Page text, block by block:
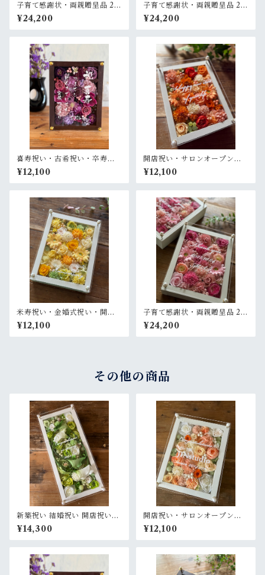
子育て感謝状・両親贈呈品 2個
セット【名入れ】プリザーブ
ドフラワーアレンジ ウッドフ
レーム 白木枠〈赤＆白ブルー
¥24,200
子育て感謝状・両親贈呈品 2個
セット【名入れ】プリザーブ
ドフラワーアレンジ ウッドフ
レーム〈ベージュオレンジ白
¥24,200
喜寿祝い・古希祝い・卒寿祝
い・長寿祝い・結婚記念日祝
い【名入れ】プリザーブドフ
ラワーアレンジ ウッドフレー
¥12,100
開店祝い・サロンオープン祝
い・退職祝い・結婚祝い【名
入れ】プリザーブドフラワー
アレンジ ウッドフレーム 白木
¥12,100
米寿祝い・金婚式祝い・開店
祝い・サロンオープン祝い・
退職祝い【名入れ】プリザー
ブドフラワーアレンジ ウッド
¥12,100
子育て感謝状・両親贈呈品 2個
セット【名入れ】プリザーブ
ドフラワーアレンジ ウッドフ
レーム〈ピンクペア〉結婚式
¥24,200
その他の商品
新築祝い 結婚祝い 開店祝い
【名入れ】プリザーブドフラ
ワーアレンジ ウッドフレーム
白木枠ロング〈白グリーン〉
¥14,300
開店祝い・サロンオープン祝
い・結婚記念日祝い【名入
れ】プリザーブドフラワーア
レンジ ウッドフレーム 白木枠
¥12,100